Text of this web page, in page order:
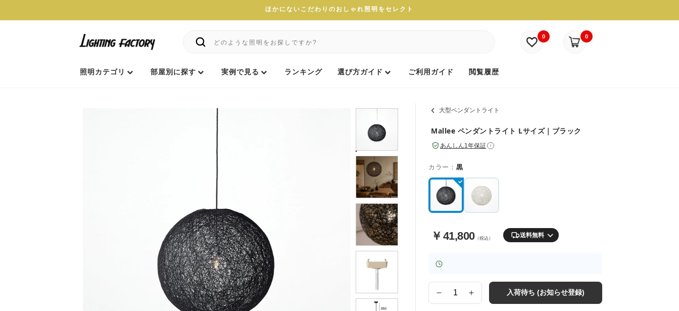
ほかにないこだわりのおしゃれ照明をセレクト
0 0
照明カテゴリ 部屋別に探す 実例で見る ランキング 選び方ガイド ご利用ガイド 閲覧履歴
大型ペンダントライト
Mallee ペンダントライト Lサイズ｜ブラック
あんしん1年保証 i
カラー： 黒
￥ 41,800（税込） 送料無料
数
量
入荷待ち (お知らせ登録)